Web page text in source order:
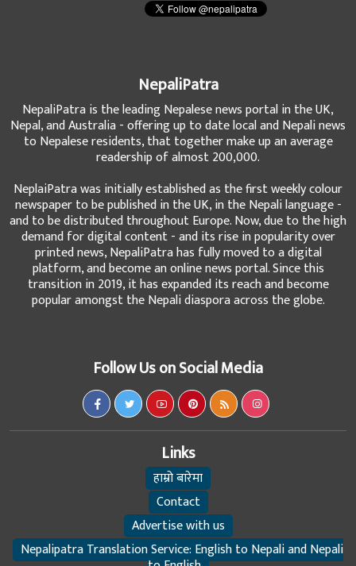
NepaliPatra
NepaliPatra is the leading Nepalese news portal in the UK,
Nepal, and Australia - offering up to date local and Nepali news
to Nepalese residents, that together make up an average
readership of almost 200,000.
NeplaiPatra was initially established as the first weekly colour
newspaper to be published in the UK, in the Nepali language -
and to be distributed throughout Europe. Now, due to the high
demand for digital content - and its rise in popularity over
printed news, NepaliPatra has fully moved to a digital
platform, and become an online news portal. Since this
transition in 2019, it has expanded its reach and become
popular amongst the Nepali diaspora across the globe.
Follow Us on Social Media
Links
हाम्रो बारेमा
Contact
Advertise with us
Nepalipatra Translation Service: English to Nepali and Nepali